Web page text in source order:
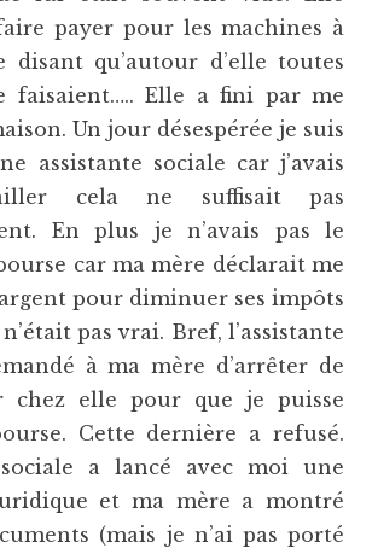
payer pour les machines à
disant qu’autour d’elle toutes
faisaient….. Elle a fini par me
Un jour désespérée je suis
assistante sociale car j’avais
cela ne suffisait pas
En plus je n’avais pas le
car ma mère déclarait me
pour diminuer ses impôts
pas vrai. Bref, l’assistante
à ma mère d’arrêter de
chez elle pour que je puisse
Cette dernière a refusé.
sociale a lancé avec moi une
et ma mère a montré
(mais je n’ai pas porté